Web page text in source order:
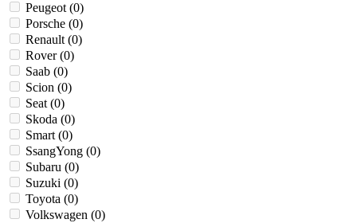
Peugeot (0)
Porsche (0)
Renault (0)
Rover (0)
Saab (0)
Scion (0)
Seat (0)
Skoda (0)
Smart (0)
SsangYong (0)
Subaru (0)
Suzuki (0)
Toyota (0)
Volkswagen (0)